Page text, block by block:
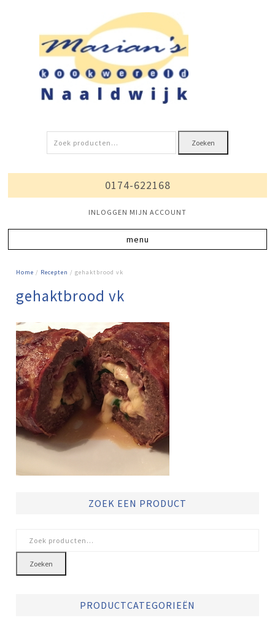
Zoeken
naar:
Zoeken
0174-622168
INLOGGEN MIJN ACCOUNT
Home / Recepten / gehaktbrood vk
gehaktbrood vk
ZOEK EEN PRODUCT
naar:
Zoeken
PRODUCTCATEGORIEËN